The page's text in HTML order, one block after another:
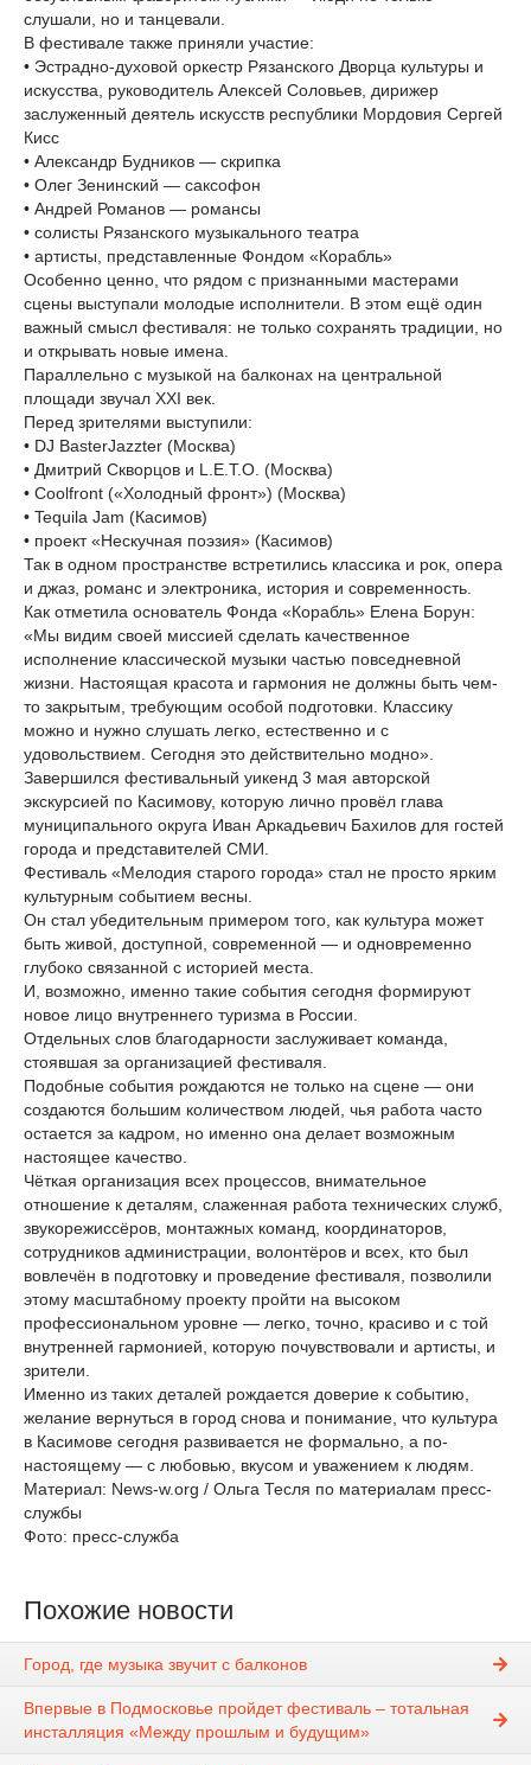
слушали, но и танцевали.
В фестивале также приняли участие:
• Эстрадно-духовой оркестр Рязанского Дворца культуры и
искусства, руководитель Алексей Соловьев, дирижер
заслуженный деятель искусств республики Мордовия Сергей
Кисс
• Александр Будников — скрипка
• Олег Зенинский — саксофон
• Андрей Романов — романсы
• солисты Рязанского музыкального театра
• артисты, представленные Фондом «Корабль»
Особенно ценно, что рядом с признанными мастерами
сцены выступали молодые исполнители. В этом ещё один
важный смысл фестиваля: не только сохранять традиции, но
и открывать новые имена.
Параллельно с музыкой на балконах на центральной
площади звучал XXI век.
Перед зрителями выступили:
• DJ BasterJazzter (Москва)
• Дмитрий Скворцов и L.E.T.O. (Москва)
• Coolfront («Холодный фронт») (Москва)
• Tequila Jam (Касимов)
• проект «Нескучная поэзия» (Касимов)
Так в одном пространстве встретились классика и рок, опера
и джаз, романс и электроника, история и современность.
Как отметила основатель Фонда «Корабль» Елена Борун:
«Мы видим своей миссией сделать качественное
исполнение классической музыки частью повседневной
жизни. Настоящая красота и гармония не должны быть чем-
то закрытым, требующим особой подготовки. Классику
можно и нужно слушать легко, естественно и с
удовольствием. Сегодня это действительно модно».
Завершился фестивальный уикенд 3 мая авторской
экскурсией по Касимову, которую лично провёл глава
муниципального округа Иван Аркадьевич Бахилов для гостей
города и представителей СМИ.
Фестиваль «Мелодия старого города» стал не просто ярким
культурным событием весны.
Он стал убедительным примером того, как культура может
быть живой, доступной, современной — и одновременно
глубоко связанной с историей места.
И, возможно, именно такие события сегодня формируют
новое лицо внутреннего туризма в России.
Отдельных слов благодарности заслуживает команда,
стоявшая за организацией фестиваля.
Подобные события рождаются не только на сцене — они
создаются большим количеством людей, чья работа часто
остается за кадром, но именно она делает возможным
настоящее качество.
Чёткая организация всех процессов, внимательное
отношение к деталям, слаженная работа технических служб,
звукорежиссёров, монтажных команд, координаторов,
сотрудников администрации, волонтёров и всех, кто был
вовлечён в подготовку и проведение фестиваля, позволили
этому масштабному проекту пройти на высоком
профессиональном уровне — легко, точно, красиво и с той
внутренней гармонией, которую почувствовали и артисты, и
зрители.
Именно из таких деталей рождается доверие к событию,
желание вернуться в город снова и понимание, что культура
в Касимове сегодня развивается не формально, а по-
настоящему — с любовью, вкусом и уважением к людям.
Материал: News-w.org / Ольга Тесля по материалам пресс-
службы
Фото: пресс-служба
Похожие новости
Город, где музыка звучит с балконов
Впервые в Подмосковье пройдет фестиваль – тотальная
инсталляция «Между прошлым и будущим»